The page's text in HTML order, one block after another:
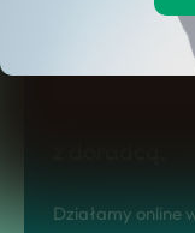
tej stronie
Działamy online